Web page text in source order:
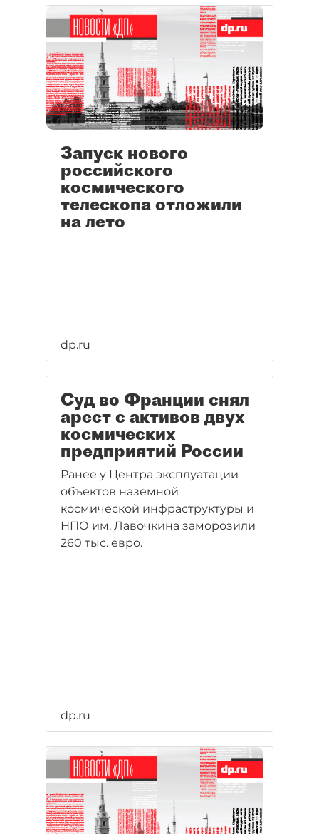
Запуск нового
российского
космического
телескопа отложили
на лето
dp.ru
Суд во Франции снял
арест с активов двух
космических
предприятий России
Ранее у Центра эксплуатации
объектов наземной
космической инфраструктуры и
НПО им. Лавочкина заморозили
260 тыс. евро.
dp.ru